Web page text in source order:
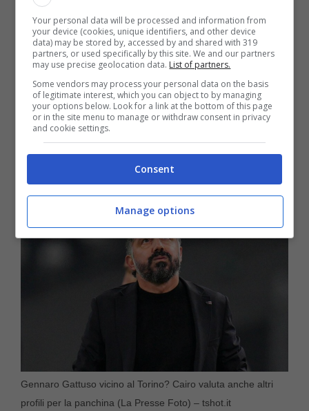
quella di ritorno ad allenare in Italia. Intende
ripartire da una società che ha già chiara la
programmazione da fare.
Ecco perché,tra le pretendenti per Gattuso
s’è aggiunto anche il Torino
trovare un sostituti di Ivan Juric.
Gennaro Gattuso vicino al Torino? Cairo valuta anche altri
profili per la panchina (La Presse Foto) – tshot.it
Your personal data will be processed and information from
your device (cookies, unique identifiers, and other device
data) may be stored by, accessed by and shared with 319
partners, or used specifically by this site. We and our partners
may use precise geolocation data. List of partners.
Some vendors may process your personal data on the basis
of legitimate interest, which you can object to by managing
your options below. Look for a link at the bottom of this page
or in the site menu to manage or withdraw consent in privacy
and cookie settings.
Consent
Manage options